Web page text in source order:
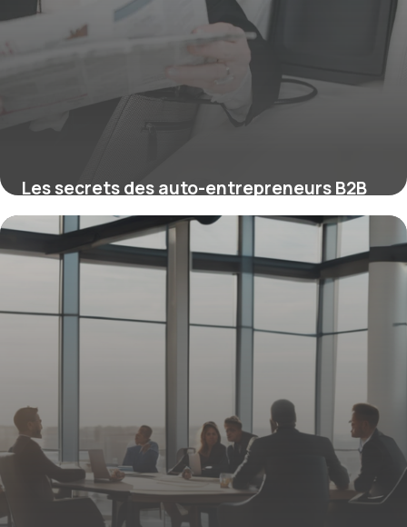
Les secrets des auto-entrepreneurs B2B
qui explosent leur CA
17 avril 2026